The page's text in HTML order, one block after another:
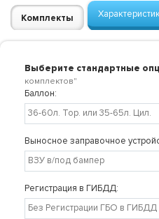
Комплекты
Выберите стандартные
комплектов"
Баллон:
Выносное заправочное
Регистрация в ГИБДД: